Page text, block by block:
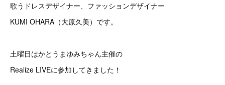
歌うドレスデザイナー、ファッションデザイナー
KUMI OHARA（大原久美）です。
土曜日はかとうまゆみちゃん主催の
Realize LIVEに参加してきました！